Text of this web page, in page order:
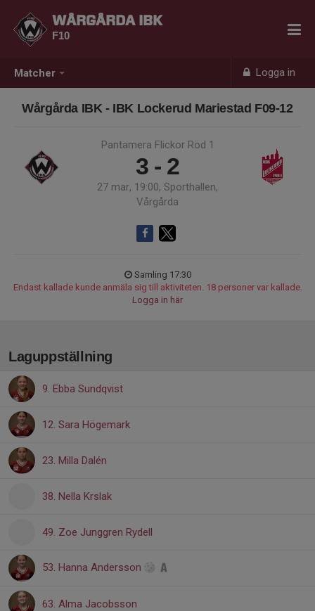
Matcher Logga in
WÅRGÅRDA IBK
F10
Wårgårda IBK - IBK Lockerud Mariestad F09-12
Pantamera Flickor Röd 1
3 - 2
27 mar, 19:00, Sporthallen,
Vårgårda
Samling 17:30
Endast kallade kunde anmäla sig till aktiviteten. 18 personer var kallade.
Logga in här
Laguppställning
9. Ebba Sundqvist
12. Sara Högemark
23. Milla Dalén
38. Nella Krslak
49. Zoe Junggren Rydell
53. Hanna Andersson
63. Alma Jacobsson